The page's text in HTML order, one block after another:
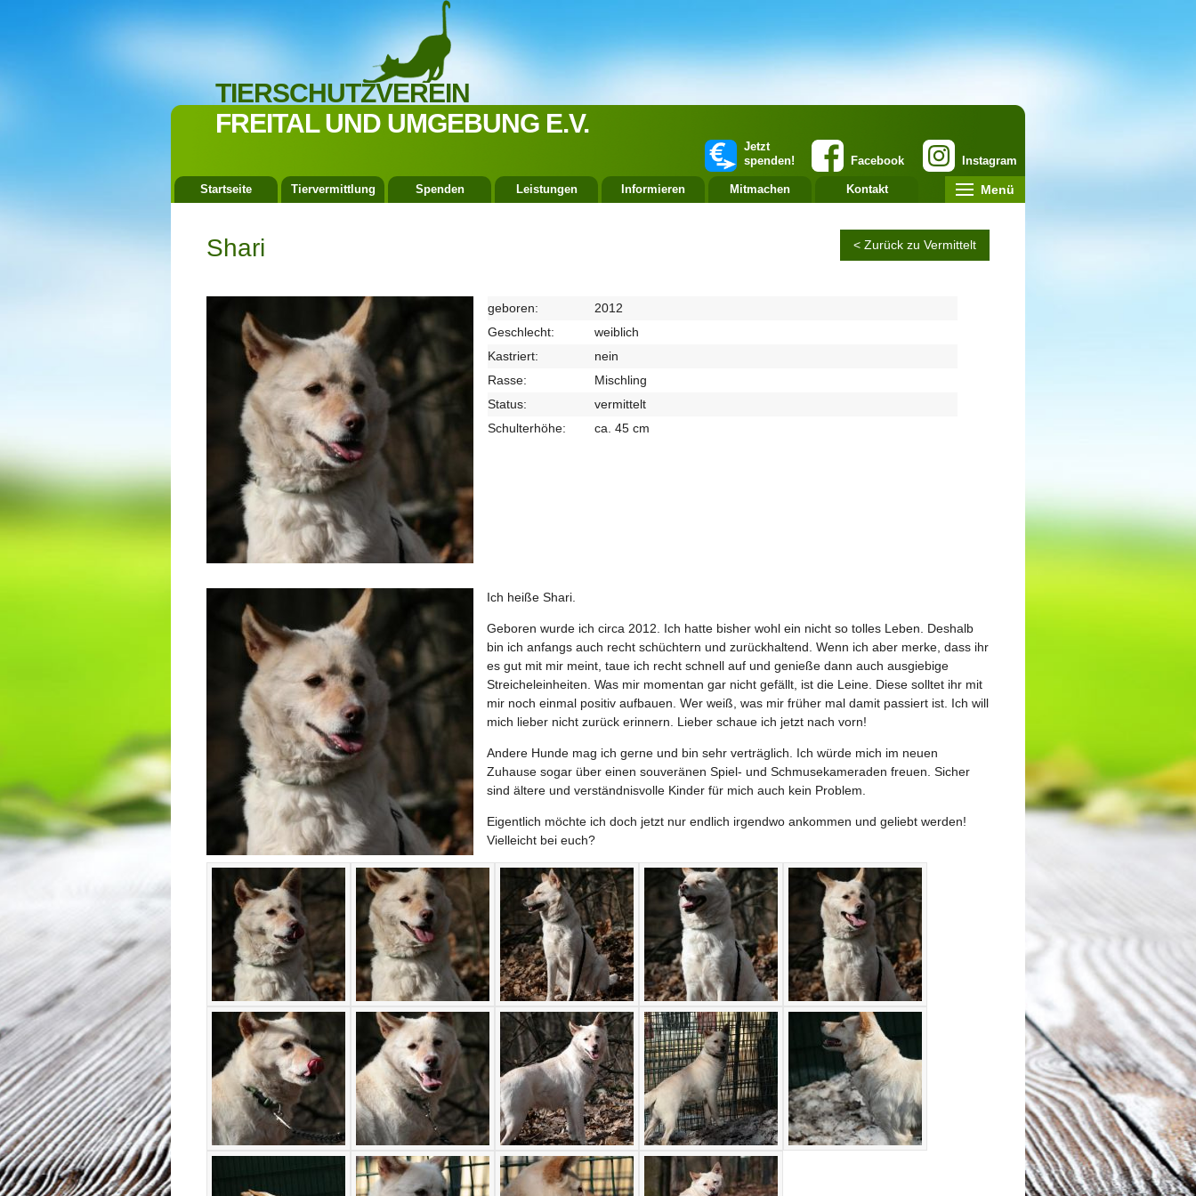
TIERSCHUTZVEREIN
FREITAL UND UMGEBUNG E.V.
Instagram
Facebook
Jetzt
spenden!
Startseite Tiervermittlung Spenden Leistungen Informieren Mitmachen Kontakt Menü
Shari < Zurück zu Vermittelt
geboren:
2012
Geschlecht:
weiblich
Kastriert:
nein
Rasse:
Mischling
Status:
vermittelt
Schulterhöhe:
ca. 45 cm
Ich heiße Shari.
Geboren wurde ich circa 2012. Ich hatte bisher wohl ein nicht so tolles Leben. Deshalb
bin ich anfangs auch recht schüchtern und zurückhaltend. Wenn ich aber merke, dass ihr
es gut mit mir meint, taue ich recht schnell auf und genieße dann auch ausgiebige
Streicheleinheiten. Was mir momentan gar nicht gefällt, ist die Leine. Diese solltet ihr mit
mir noch einmal positiv aufbauen. Wer weiß, was mir früher mal damit passiert ist. Ich will
mich lieber nicht zurück erinnern. Lieber schaue ich jetzt nach vorn!
Andere Hunde mag ich gerne und bin sehr verträglich. Ich würde mich im neuen
Zuhause sogar über einen souveränen Spiel- und Schmusekameraden freuen. Sicher
sind ältere und verständnisvolle Kinder für mich auch kein Problem.
Eigentlich möchte ich doch jetzt nur endlich irgendwo ankommen und geliebt werden!
Vielleicht bei euch?